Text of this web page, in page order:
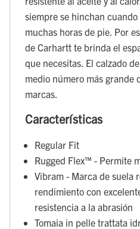
siempre se hinchan
muchas horas de pie. Por
de Carhartt te brinda el
que necesitas. El calzado
medio número más grande
marcas.
Características
Regular Fit
Rugged Flex™ - Permite
Vibram - Marca de suela
rendimiento con
resistencia a la abrasión
Tomaia in pelle trattata